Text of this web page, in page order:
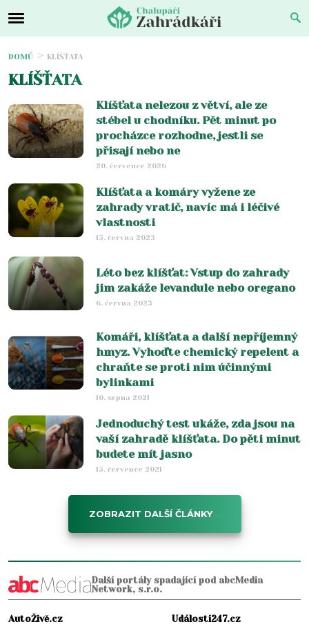
DOMŮ KLÍŠŤATA
KLÍŠŤATA
Klíšťata nelezou z větví, ale ze
stébel u chodníku. Pět minut po
procházce rozhodne, jestli se
přisají nebo ne
20. července 2026
Klíšťata a komáry vyžene ze
zahrady vratič, navíc má i léčivé
vlastnosti
15. června 2023
Léto bez klíšťat: Vstup do zahrady
jim zakáže levandule nebo oregano
6. června 2023
Komáři, klíšťata a další nepříjemný
hmyz. Vyhoďte chemický repelent a
chraňte se proti nim účinnými
bylinkami
10. srpna 2021
Jednoduchý test ukáže, zda jsou na
vaší zahradě klíšťata. Do pěti minut
budete mít jasno
15. července 2021
ZOBRAZIT DALŠÍ ČLÁNKY
Další portály spadající pod abcMedia
Network, s.r.o.
AutoŽivě.cz
Události247.cz